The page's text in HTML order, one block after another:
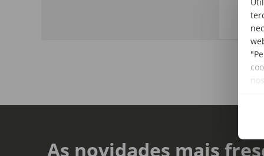
As novidades mais